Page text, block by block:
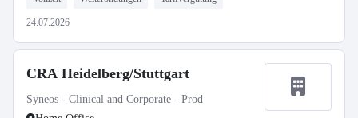
24.07.2026
CRA Heidelberg/Stuttgart
Syneos - Clinical and Corporate - Prod